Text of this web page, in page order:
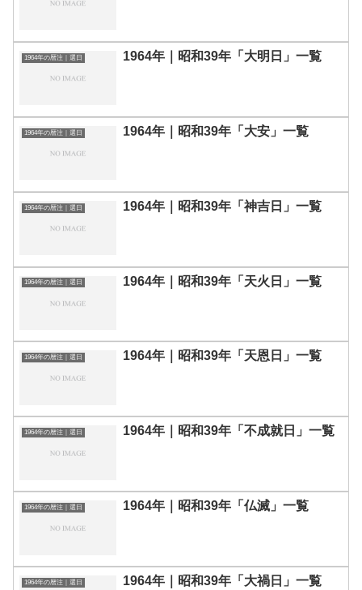
1964年の暦注｜選日 1964年｜昭和39年「大明日」一覧
1964年の暦注｜選日 1964年｜昭和39年「大安」一覧
1964年の暦注｜選日 1964年｜昭和39年「神吉日」一覧
1964年の暦注｜選日 1964年｜昭和39年「天火日」一覧
1964年の暦注｜選日 1964年｜昭和39年「天恩日」一覧
1964年の暦注｜選日 1964年｜昭和39年「不成就日」一覧
1964年の暦注｜選日 1964年｜昭和39年「仏滅」一覧
1964年の暦注｜選日 1964年｜昭和39年「大禍日」一覧